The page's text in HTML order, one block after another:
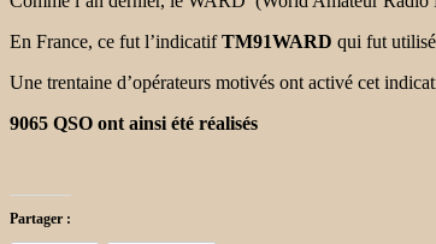
En France, ce fut l’indicatifTM91WARD qui fut
Une trentaine d’opérateurs motivés ont activé cet
9065 QSO ont ainsi été réalisés
Partager :